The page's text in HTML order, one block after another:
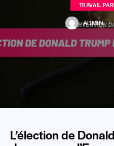
TRAVAIL
ADMIN
L’élection de